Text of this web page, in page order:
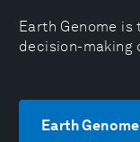
Earth Genome
decision-making
Earth